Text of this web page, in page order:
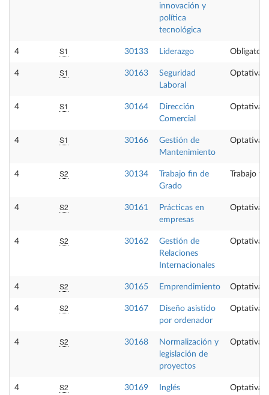
innovación y
política
tecnológica
4 S1 30133 Liderazgo
4 S1 30163
Seguridad
Laboral
Optativa
4 S1 30164
Dirección
Comercial
Optativa
4 S1 30166
Gestión de
Mantenimiento
Optativa
4 S2 30134
Trabajo fin de
Grado
Trabajo
4 S2 30161
Prácticas en
empresas
Optativa
4 S2 30162
Gestión de
Relaciones
Internacionales
Optativa
4 S2 30165 Emprendimiento Optativa
4 S2 30167
Diseño asistido
por ordenador
Optativa
4 S2 30168
Normalización y
legislación de
proyectos
Optativa
4 S2 30169 Inglés Optativa